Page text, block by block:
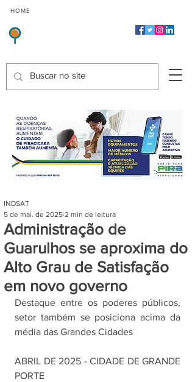
HOME
Administração de
Guarulhos se aproxima do
Alto Grau de Satisfação
em novo governo
INDSAT
5 de mai. de 2025 2 min de leitura
Destaque entre os poderes públicos,
setor também se posiciona acima da
média das Grandes Cidades
ABRIL DE 2025 - CIDADE DE GRANDE
PORTE